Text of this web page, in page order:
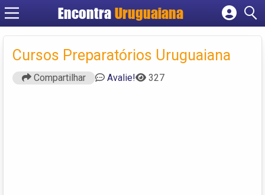
Encontra Uruguaiana
Cadastrar empresa
Criar conta
Cursos Preparatórios Uruguaiana
Compartilhar Avalie! 327